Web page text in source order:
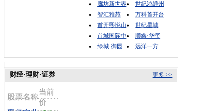
廊坊新世界
世纪鸿通州
智汇雅苑
万科首开台
首开熙悦山
世纪星城
首城国际中
顺鑫·华玺
绿城·御园
远洋一方
更多 >>
财经·理财·证券
股票名称
当前
价